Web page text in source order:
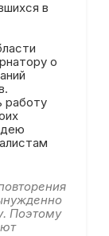
в
о
работу
Поэтому